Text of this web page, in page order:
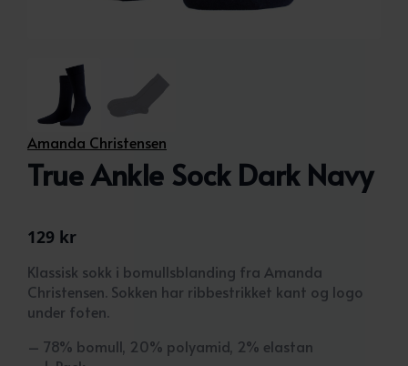
Amanda Christensen
True Ankle Sock Dark Navy
129 kr
Klassisk sokk i bomullsblanding fra Amanda
Christensen. Sokken har ribbestrikket kant og logo
under foten.
– 78% bomull, 20% polyamid, 2% elastan